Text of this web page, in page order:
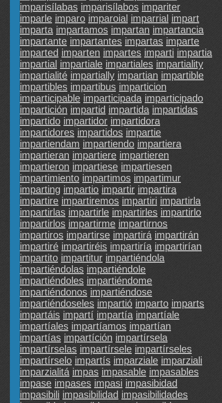
imparisílabas imparisílabos impariter
imparle imparo imparoial imparrial impart
imparta impartamos impartan impartancia
impartante impartantes impartas imparte
imparted imparten impartes imparti impartia
impartial impartiale impartiales impartiality
impartialité impartially impartian impartible
impartibles impartibus imparticion
imparticipable imparticipada imparticipado
impartición impartid impartida impartidas
impartido impartidor impartidora
impartidores impartidos impartie
impartiendam impartiendo impartiera
impartieran impartiere impartieren
impartieron impartiese impartiesen
impartimiento impartimos impartimur
imparting impartio impartir impartira
impartire impartiremos impartiri impartirla
impartirlas impartirle impartirles impartirlo
impartirlos impartirme impartirnos
impartiros impartirse impartirá impartirán
impartiré impartiréis impartiría impartirían
impartito impartitur impartiéndola
impartiéndolas impartiéndole
impartiéndoles impartiéndome
impartiéndonos impartiéndose
impartiéndoseles impartió imparto imparts
impartáis impartí impartía impartíale
impartíales impartíamos impartían
impartías impartíción impartírsela
impartírselas impartírsele impartírseles
impartírselo impartís imparziale imparziali
imparzialitá impas impasable impasables
impase impases impasi impasibidad
impasibili impasibilidad impasibilidades